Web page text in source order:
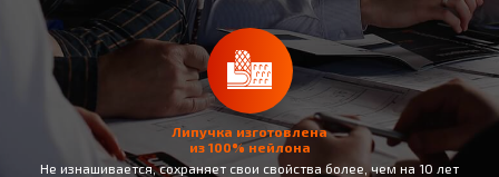
Липучка изготовлена
из 100% нейлона
Не изнашивается, сохраняет свои свойства более, чем на 10 лет